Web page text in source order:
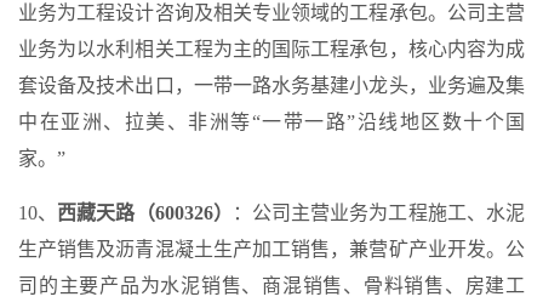
业务为工程设计咨询及相关专业领域的工程承包。公司主营
业务为以水利相关工程为主的国际工程承包，核心内容为成
套设备及技术出口，一带一路水务基建小龙头，业务遍及集
中在亚洲、拉美、非洲等“一带一路”沿线地区数十个国
家。”
10、 西藏天路（600326）
：公司主营业务为工程施工、水泥
生产销售及沥青混凝土生产加工销售，兼营矿产业开发。公
司的主要产品为水泥销售、商混销售、骨料销售、房建工